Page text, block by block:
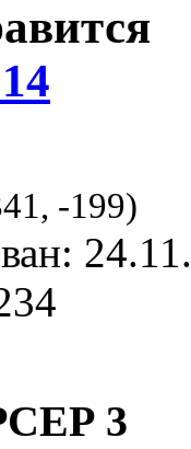
, -199)
3